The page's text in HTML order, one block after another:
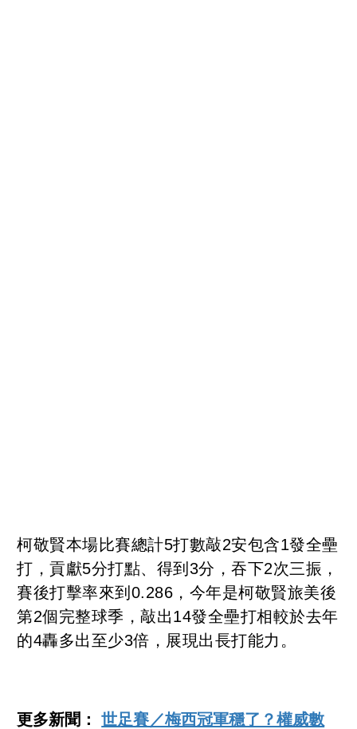
柯敬賢本場比賽總計5打數敲2安包含1發全壘
打，貢獻5分打點、得到3分，吞下2次三振，
賽後打擊率來到0.286，今年是柯敬賢旅美後
第2個完整球季，敲出14發全壘打相較於去年
的4轟多出至少3倍，展現出長打能力。
更多新聞：世足賽／梅西冠軍穩了？權威數